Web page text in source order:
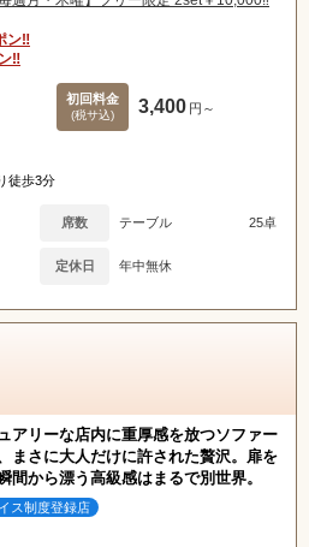
ン‼
‼
初回料金
(税サ込) 3,400 円～
徒歩3分
席数 テーブル 25卓
定休日 年中無休
アリーな店内に重厚感を放つソファー
まさに大人だけに許された贅沢。扉を
間から漂う高級感はまるで別世界。
ス制度登録店